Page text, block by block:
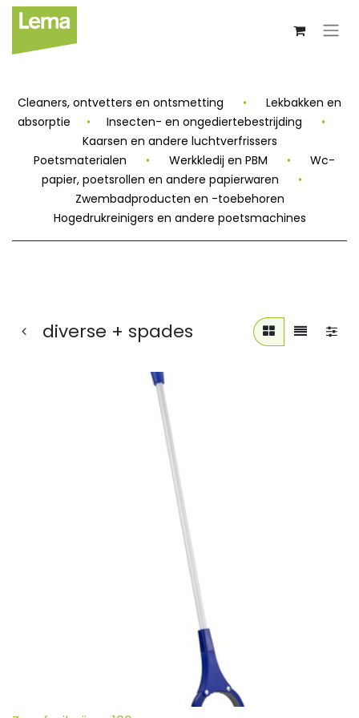
Cleaners, ontvetters en ontsmetting •
Lekbakken en
absorptie
• Insecten- en ongediertebestrijding
•
Kaarsen en andere luchtverfrissers
Poetsmaterialen
• Werkkledij en PBM •
Wc-
papier, poetsrollen en andere papierwaren
•
Zwembadproducten en -toebehoren
Hogedrukreinigers en andere poetsmachines
diverse + spades